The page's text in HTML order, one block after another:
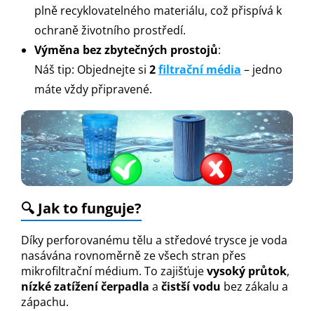
plně recyklovatelného materiálu, což přispívá k
ochraně životního prostředí.
Výměna bez zbytečných prostojů:
Náš tip: Objednejte si2filtrační média – jedno
máte vždy připravené.
🔍 Jak to funguje?
Díky perforovanému tělu a středové trysce je voda
nasávána rovnoměrně ze všech stran přes
mikrofiltrační médium. To zajišťujevysoký průtok,
nízké zatížení čerpadla a čistší vodu bez zákalu a
zápachu.